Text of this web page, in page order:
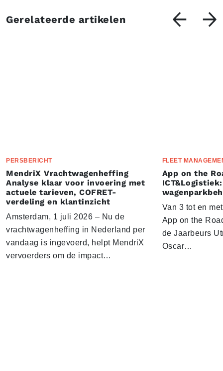
Gerelateerde artikelen
PERSBERICHT
MendriX Vrachtwagenheffing
Analyse klaar voor invoering met
actuele tarieven, COFRET-
verdeling en klantinzicht
Amsterdam, 1 juli 2026 – Nu de
vrachtwagenheffing in Nederland per
vandaag is ingevoerd, helpt MendriX
vervoerders om de impact…
FLEET
App on the
Van 3 tot en
App on the
de Jaarbeurs
Oscar…